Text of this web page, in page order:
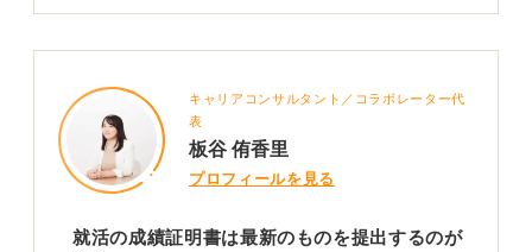
行されたので差し替えましょうか？ 」とその時に提案す
提出期限を守り、迅速にレスポンスを返すことが、あな
たの志望度の高さや仕事への姿勢を伝えることにもつな
がります。
まいません。
キャリアコンサルタント／コラボレーター代
表
板谷 侑香里
プロフィールを見る
就活の成績証明書は最新のものを提出するのが